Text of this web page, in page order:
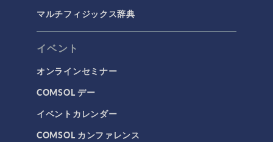
マルチフィジックス辞典
イベント
オンラインセミナー
COMSOL デー
イベントカレンダー
COMSOL カンファレンス